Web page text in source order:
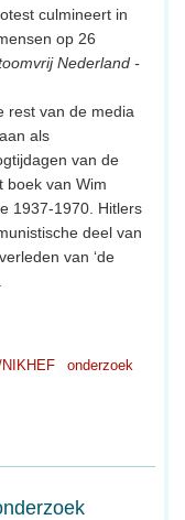
culmineert in
op 26
Nederland -
rest van de media
als
van de
boek van Wim
1937-1970. Hitlers
deel van
van ‘de
onderzoek